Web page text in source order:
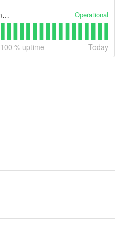
Management Portal (example) Operational
100 % uptime Today